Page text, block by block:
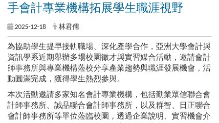
手會計專業機構拓展學生職涯視野
2025-12-18 林君儒
為協助學生提早接軌職場、深化產學合作，亞洲大學會計與
資訊學系近期舉辦多場校園徵才與實習媒合活動，邀請會計
師事務所與專業機構蒞校分享產業趨勢與職涯發展機會，活
動圓滿完成，獲得學生熱烈參與。
本次活動邀請多家知名會計專業機構，包括勤業眾信聯合會
計師事務所、誠品聯合會計師事務所，以及群智、日正聯合
會計師事務所等單位蒞臨校園，透過企業說明、實習機會介